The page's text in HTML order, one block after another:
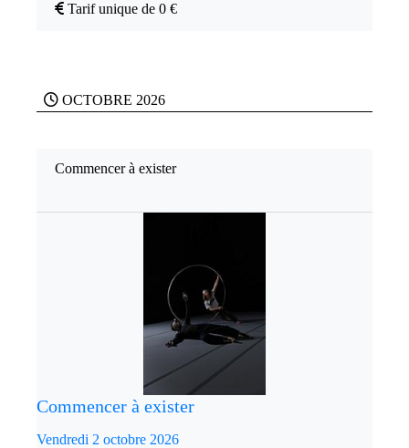
Tarif unique de 0 €
OCTOBRE 2026
Commencer à exister
Commencer à exister
Vendredi 2 octobre 2026